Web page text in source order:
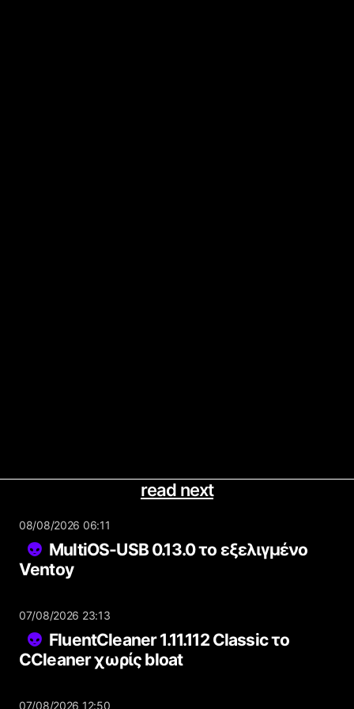
read next
08/08/2026 06:11
MultiOS-USB 0.13.0 το εξελιγμένο
Ventoy
07/08/2026 23:13
FluentCleaner 1.11.112 Classic το
CCleaner χωρίς bloat
07/08/2026 12:50